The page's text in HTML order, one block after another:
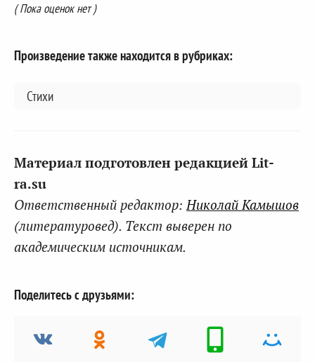
( Пока оценок нет )
Произведение также находится в рубриках:
Стихи
Материал подготовлен редакцией Lit-
ra.su
Ответственный редактор:Николай Камышов
(литературовед). Текст выверен по
академическим источникам.
Поделитесь с друзьями: